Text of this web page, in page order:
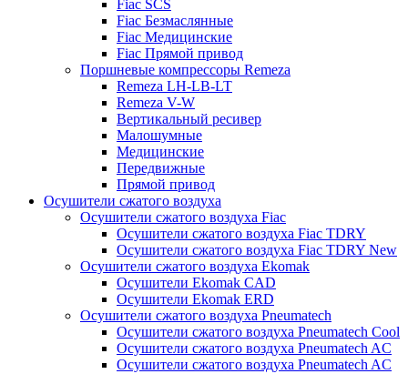
Fiac SCS
Fiac Безмаслянные
Fiac Медицинские
Fiac Прямой привод
Поршневые компрессоры Remeza
Remeza LH-LB-LT
Remeza V-W
Вертикальный ресивер
Малошумные
Медицинские
Передвижные
Прямой привод
Осушители сжатого воздуха
Осушители сжатого воздуха Fiac
Осушители сжатого воздуха Fiac TDRY
Осушители сжатого воздуха Fiac TDRY New
Осушители сжатого воздуха Ekomak
Осушители Ekomak CAD
Осушители Ekomak ERD
Осушители сжатого воздуха Pneumatech
Осушители сжатого воздуха Pneumatech Cool
Осушители сжатого воздуха Pneumatech AC
Осушители сжатого воздуха Pneumatech AC